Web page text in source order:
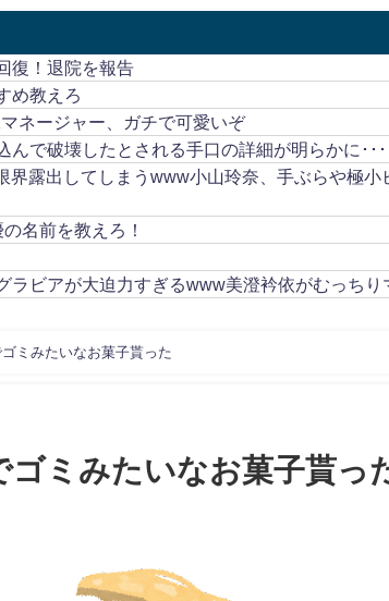
復！退院を報告
め教えろ
ネージャー、ガチで可愛いぞ
んで破壊したとされる手口の詳細が明らかに･･･
露出してしまうwww小山玲奈、手ぶらや極小
名前を教えろ！
ラビアが大迫力すぎるwww美澄衿依がむっちり
ゴミみたいなお菓子貰った
ゴミみたいなお菓子貰っ